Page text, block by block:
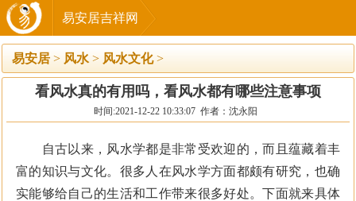
易安居吉祥网
易安居 > 风水 > 风水文化>
看风水真的有用吗，看风水都有哪些注意事项
时间:2021-12-22 10:33:07 作者：沈永阳
自古以来，风水学都是非常受欢迎的，而且蕴藏着丰
富的知识与文化。很多人在风水学方面都颇有研究，也确
实能够给自己的生活和工作带来很多好处。下面就来具体